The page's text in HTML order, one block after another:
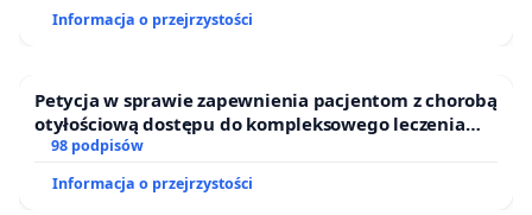
Informacja o przejrzystości
Petycja w sprawie zapewnienia pacjentom z chorobą
otyłościową dostępu do kompleksowego leczenia
oraz programów profilaktycznych.
98 podpisów
Informacja o przejrzystości